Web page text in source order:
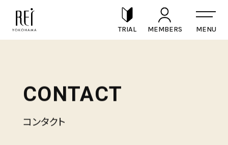
TRIAL MEMBERS
CONTACT
RECRUIT
CONTACT
コンタクト